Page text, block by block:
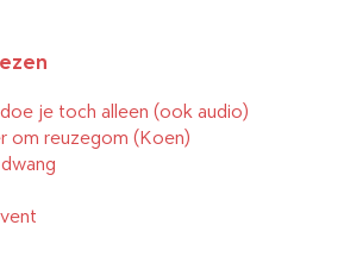
je toch alleen (ook audio)
om reuzegom (Koen)